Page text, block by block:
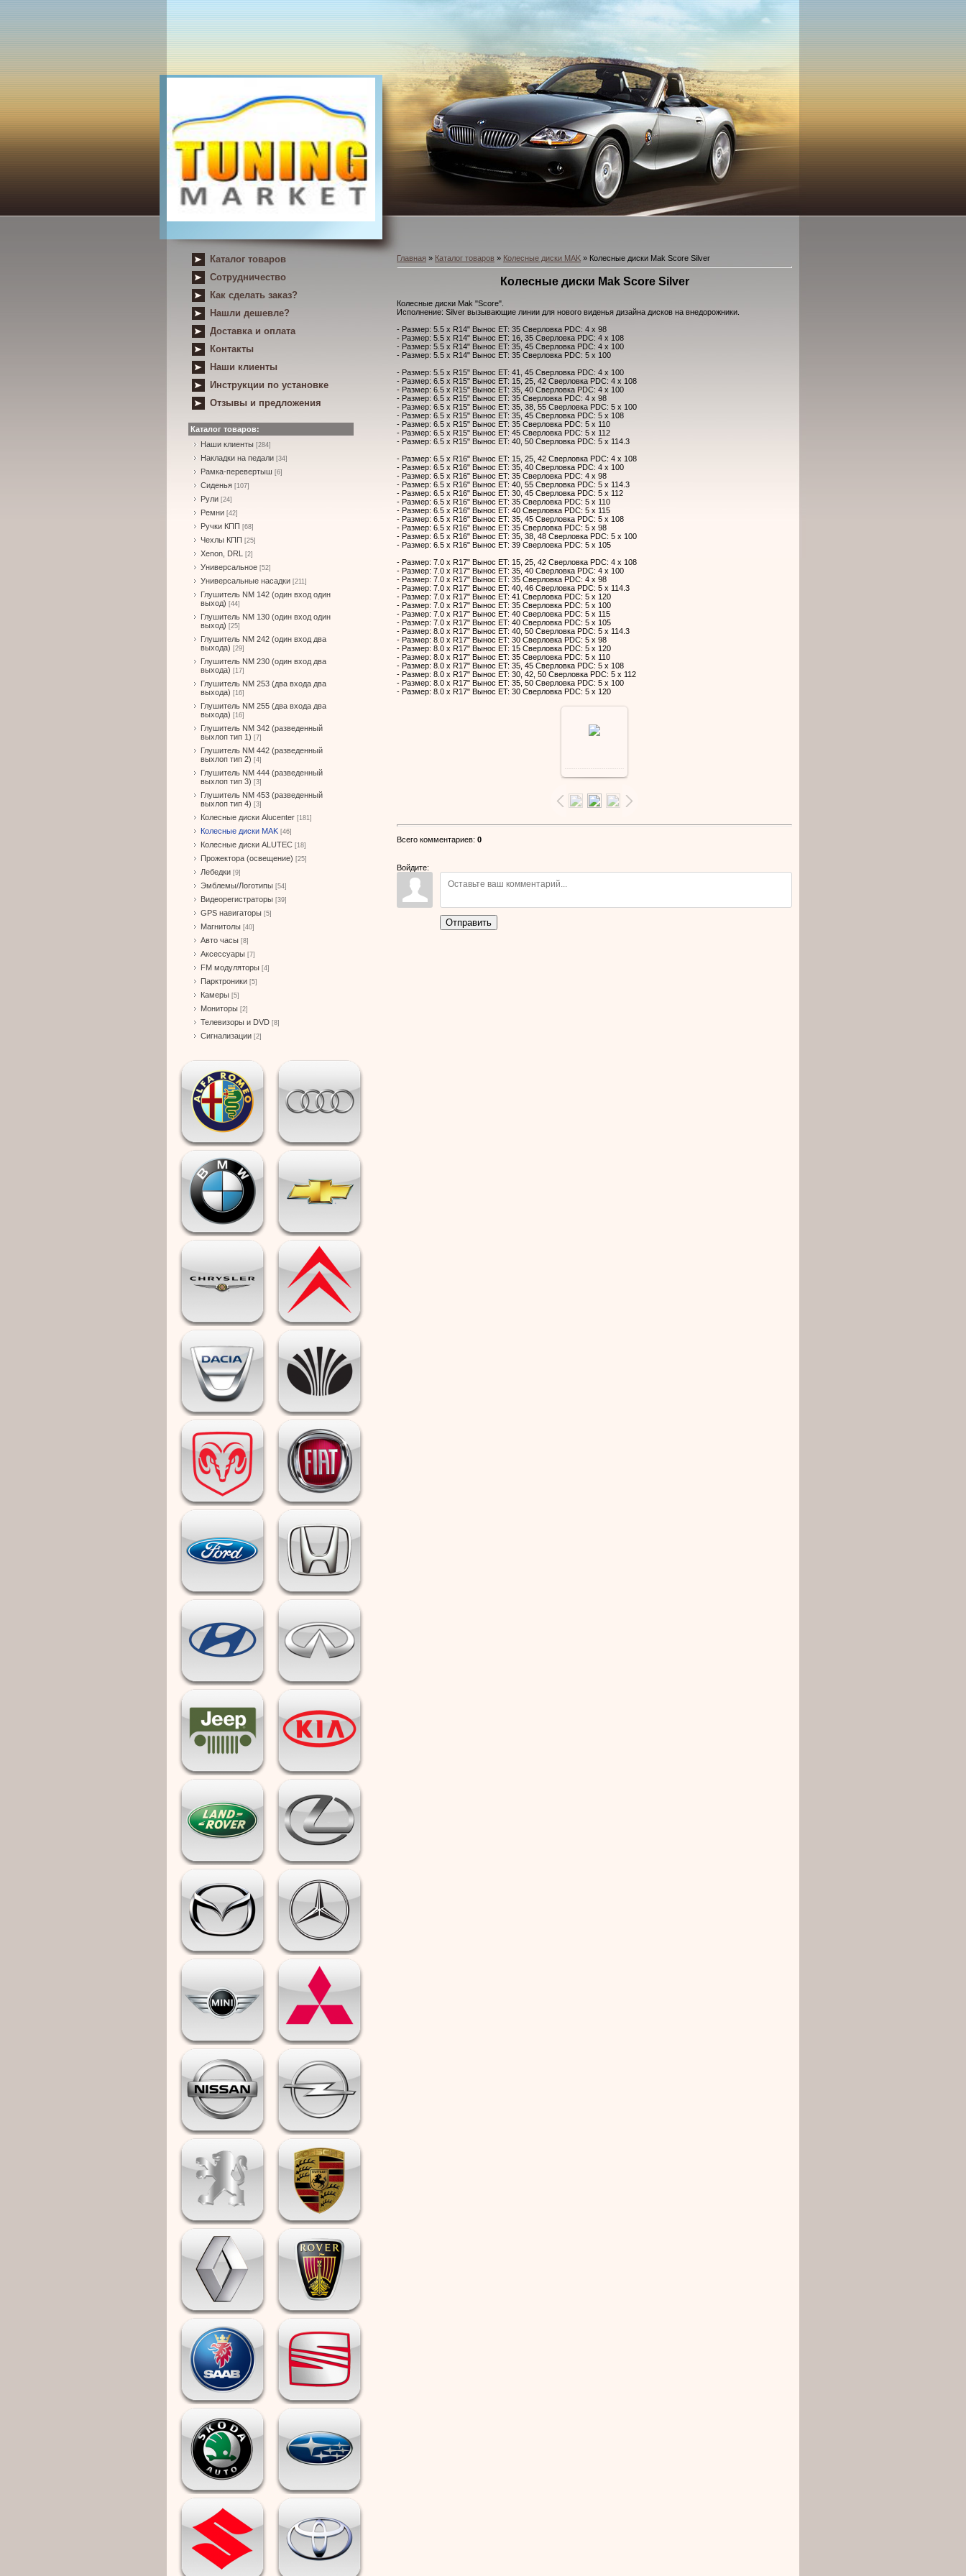
Каталог товаров
Сотрудничество
Как сделать заказ?
Нашли дешевле?
Доставка и оплата
Контакты
Наши клиенты
Инструкции по установке
Отзывы и предложения
Каталог товаров:
Наши клиенты [284]
Накладки на педали [34]
Рамка-перевертыш [6]
Сиденья [107]
Рули [24]
Ремни [42]
Ручки КПП [68]
Чехлы КПП [25]
Xenon, DRL [2]
Универсальное [52]
Универсальные насадки [211]
Глушитель NM 142 (один вход один
выход) [44]
Глушитель NM 130 (один вход один
выход) [25]
Глушитель NM 242 (один вход два
выхода) [29]
Глушитель NM 230 (один вход два
выхода) [17]
Глушитель NM 253 (два входа два
выхода) [16]
Глушитель NM 255 (два входа два
выхода) [16]
Глушитель NM 342 (разведенный
выхлоп тип 1) [7]
Глушитель NM 442 (разведенный
выхлоп тип 2) [4]
Глушитель NM 444 (разведенный
выхлоп тип 3) [3]
Глушитель NM 453 (разведенный
выхлоп тип 4) [3]
Колесные диски Alucenter [181]
Колесные диски MAK [46]
Колесные диски ALUTEC [18]
Прожектора (освещение) [25]
Лебедки [9]
Эмблемы/Логотипы [54]
Видеорегистраторы [39]
GPS навигаторы [5]
Магнитолы [40]
Авто часы [8]
Аксессуары [7]
FM модуляторы [4]
Парктроники [5]
Камеры [5]
Мониторы [2]
Телевизоры и DVD [8]
Сигнализации [2]
Главная » Каталог товаров » Колесные диски MAK » Колесные диски Mak Score Silver
Колесные диски Mak Score Silver
Колесные диски Mak "Score".
Исполнение: Silver вызывающие линии для нового виденья дизайна дисков на внедорожники.
- Размер: 5.5 x R14" Вынос ET: 35 Сверловка PDC: 4 x 98
- Размер: 5.5 x R14" Вынос ET: 16, 35 Сверловка PDC: 4 x 108
- Размер: 5.5 x R14" Вынос ET: 35, 45 Сверловка PDC: 4 x 100
- Размер: 5.5 x R14" Вынос ET: 35 Сверловка PDC: 5 x 100
- Размер: 5.5 x R15" Вынос ET: 41, 45 Сверловка PDC: 4 x 100
- Размер: 6.5 x R15" Вынос ET: 15, 25, 42 Сверловка PDC: 4 x 108
- Размер: 6.5 x R15" Вынос ET: 35, 40 Сверловка PDC: 4 x 100
- Размер: 6.5 x R15" Вынос ET: 35 Сверловка PDC: 4 x 98
- Размер: 6.5 x R15" Вынос ET: 35, 38, 55 Сверловка PDC: 5 x 100
- Размер: 6.5 x R15" Вынос ET: 35, 45 Сверловка PDC: 5 x 108
- Размер: 6.5 x R15" Вынос ET: 35 Сверловка PDC: 5 x 110
- Размер: 6.5 x R15" Вынос ET: 45 Сверловка PDC: 5 x 112
- Размер: 6.5 x R15" Вынос ET: 40, 50 Сверловка PDC: 5 x 114.3
- Размер: 6.5 x R16" Вынос ET: 15, 25, 42 Сверловка PDC: 4 x 108
- Размер: 6.5 x R16" Вынос ET: 35, 40 Сверловка PDC: 4 x 100
- Размер: 6.5 x R16" Вынос ET: 35 Сверловка PDC: 4 x 98
- Размер: 6.5 x R16" Вынос ET: 40, 55 Сверловка PDC: 5 x 114.3
- Размер: 6.5 x R16" Вынос ET: 30, 45 Сверловка PDC: 5 x 112
- Размер: 6.5 x R16" Вынос ET: 35 Сверловка PDC: 5 x 110
- Размер: 6.5 x R16" Вынос ET: 40 Сверловка PDC: 5 x 115
- Размер: 6.5 x R16" Вынос ET: 35, 45 Сверловка PDC: 5 x 108
- Размер: 6.5 x R16" Вынос ET: 35 Сверловка PDC: 5 x 98
- Размер: 6.5 x R16" Вынос ET: 35, 38, 48 Сверловка PDC: 5 x 100
- Размер: 6.5 x R16" Вынос ET: 39 Сверловка PDC: 5 x 105
- Размер: 7.0 x R17" Вынос ET: 15, 25, 42 Сверловка PDC: 4 x 108
- Размер: 7.0 x R17" Вынос ET: 35, 40 Сверловка PDC: 4 x 100
- Размер: 7.0 x R17" Вынос ET: 35 Сверловка PDC: 4 x 98
- Размер: 7.0 x R17" Вынос ET: 40, 46 Сверловка PDC: 5 x 114.3
- Размер: 7.0 x R17" Вынос ET: 41 Сверловка PDC: 5 x 120
- Размер: 7.0 x R17" Вынос ET: 35 Сверловка PDC: 5 x 100
- Размер: 7.0 x R17" Вынос ET: 40 Сверловка PDC: 5 x 115
- Размер: 7.0 x R17" Вынос ET: 40 Сверловка PDC: 5 x 105
- Размер: 8.0 x R17" Вынос ET: 40, 50 Сверловка PDC: 5 x 114.3
- Размер: 8.0 x R17" Вынос ET: 30 Сверловка PDC: 5 x 98
- Размер: 8.0 x R17" Вынос ET: 15 Сверловка PDC: 5 x 120
- Размер: 8.0 x R17" Вынос ET: 35 Сверловка PDC: 5 x 110
- Размер: 8.0 x R17" Вынос ET: 35, 45 Сверловка PDC: 5 x 108
- Размер: 8.0 x R17" Вынос ET: 30, 42, 50 Сверловка PDC: 5 x 112
- Размер: 8.0 x R17" Вынос ET: 35, 50 Сверловка PDC: 5 x 100
- Размер: 8.0 x R17" Вынос ET: 30 Сверловка PDC: 5 x 120
Всего комментариев: 0
Войдите:
Отправить